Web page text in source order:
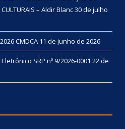
CULTURAIS – Aldir Blanc30 de julho
CMDCA 11 de junho de 2026
SRP nº 9/2026-0001 22 de